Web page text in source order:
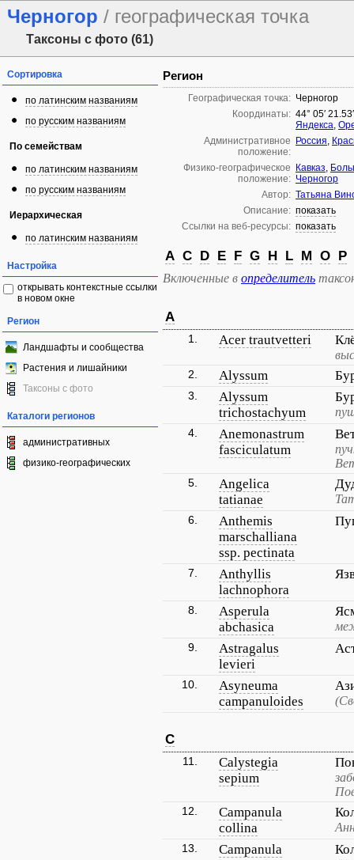
Черногор / географическая точка
Таксоны с фото (61)
Сортировка
по латинским названиям
по русским названиям
По семействам
по латинским названиям
по русским названиям
Иерархическая
по латинским названиям
Настройка
открывать контекстные ссылки
в новом окне
Регион
Ландшафты и сообщества
Растения и лишайники
Таксоны с фото
Каталоги регионов
административных
физико-географических
Регион
Географическая точка: Черногор
Координаты: 44° 05′
Яндекса,
Административное
положение:
Россия,
Физико-географическое
положение:
Кавказ,
Черногор
Автор: Татьяна
Описание: показать
Ссылки на веб-ресурсы: показать
A C D E F G H L M O P
Включенные в определитель
A
1. Acer trautvetteri
2. Alyssum
3.
Alyssum
trichostachyum
4.
Anemonastrum
fasciculatum
5.
Angelica
tatianae
6.
Anthemis
marschalliana
ssp. pectinata
7.
Anthyllis
lachnophora
8.
Asperula
abchasica
9.
Astragalus
levieri
10.
Asyneuma
campanuloides
C
11.
Calystegia
sepium
12.
Campanula
collina
13.
Campanula